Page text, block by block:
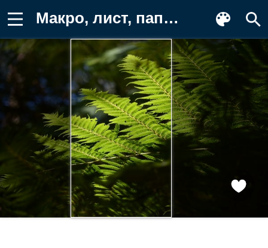
Макро, лист, папоротник, природа Картинка для телефона